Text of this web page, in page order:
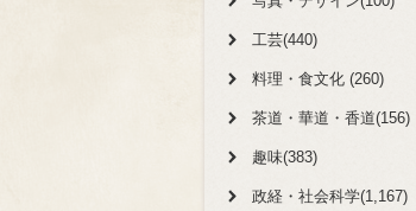
工芸(440)
料理・食文化 (260)
茶道・華道・香道(156)
趣味(383)
政経・社会科学(1,167)